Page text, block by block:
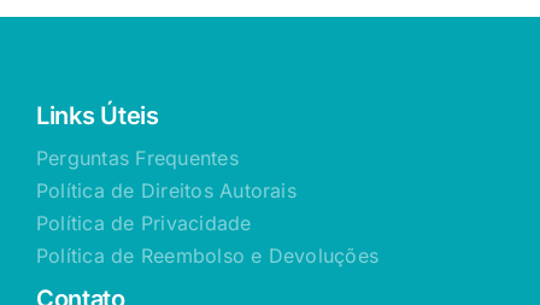
Links Úteis
Perguntas Frequentes
Política de Direitos Autorais
Política de Privacidade
Política de Reembolso e Devoluções
Contato